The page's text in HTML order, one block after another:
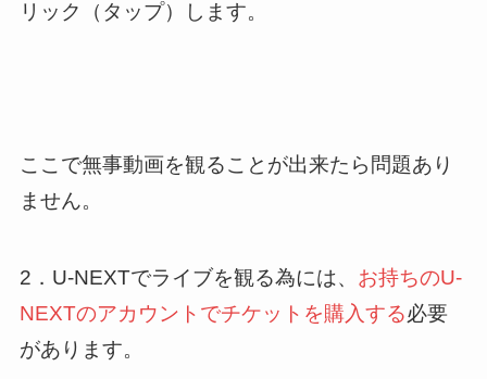
リック（タップ）します。
ここで無事動画を観ることが出来たら問題あり
ません。
2．U-NEXTでライブを観る為には、 お持ちのU-
NEXTのアカウントでチケットを購入する必要
があります。